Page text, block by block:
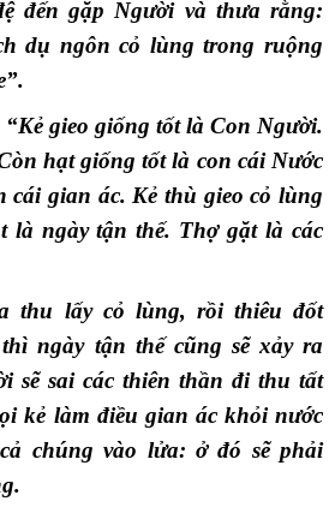
đến gặp Người và thưa rằng:
dụ ngôn cỏ lùng trong ruộng
gieo giống tốt là Con Người.
hạt giống tốt là con cái Nước
cái gian ác. Kẻ thù gieo cỏ lùng
là ngày tận thế. Thợ gặt là các
thu lấy cỏ lùng, rồi thiêu đốt
ngày tận thế cũng sẽ xảy ra
sẽ sai các thiên thần đi thu tất
kẻ làm điều gian ác khỏi nước
chúng vào lửa: ở đó sẽ phải